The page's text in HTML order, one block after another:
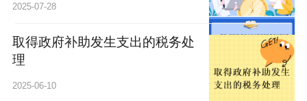
2025-07-28
取得政府补助发生支出的税务处
理
2025-06-10